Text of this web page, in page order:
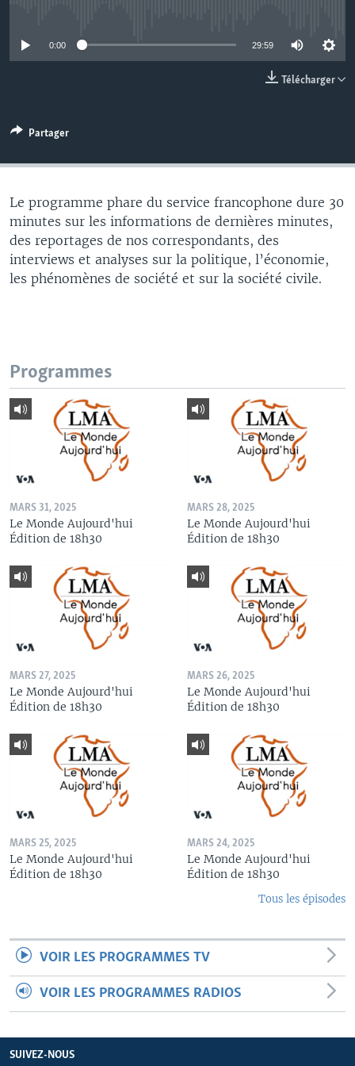
0:00 29:59
Télécharger
Partager
Le programme phare du service francophone dure 30
minutes sur les informations de dernières minutes,
des reportages de nos correspondants, des
interviews et analyses sur la politique, l’économie,
les phénomènes de société et sur la société civile.
Programmes
MARS 31, 2025
Le Monde Aujourd'hui
Édition de 18h30
MARS 28, 2025
Le Monde Aujourd'hui
Édition de 18h30
MARS 27, 2025
Le Monde Aujourd'hui
Édition de 18h30
MARS 26, 2025
Le Monde Aujourd'hui
Édition de 18h30
MARS 25, 2025
Le Monde Aujourd'hui
Édition de 18h30
MARS 24, 2025
Le Monde Aujourd'hui
Édition de 18h30
Tous les épisodes
VOIR LES PROGRAMMES TV
VOIR LES PROGRAMMES RADIOS
SUIVEZ-NOUS